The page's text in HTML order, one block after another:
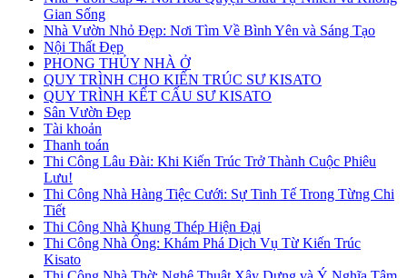
Gian Sống
Nhà Vườn Nhỏ Đẹp: Nơi Tìm Về Bình Yên và Sáng Tạo
Nội Thất Đẹp
PHONG THỦY NHÀ Ở
QUY TRÌNH CHO KIẾN TRÚC SƯ KISATO
QUY TRÌNH KẾT CẤU SƯ KISATO
Sân Vườn Đẹp
Tài khoản
Thanh toán
Thi Công Lâu Đài: Khi Kiến Trúc Trở Thành Cuộc Phiêu
Lưu!
Thi Công Nhà Hàng Tiệc Cưới: Sự Tinh Tế Trong Từng Chi
Tiết
Thi Công Nhà Khung Thép Hiện Đại
Thi Công Nhà Ống: Khám Phá Dịch Vụ Từ Kiến Trúc
Kisato